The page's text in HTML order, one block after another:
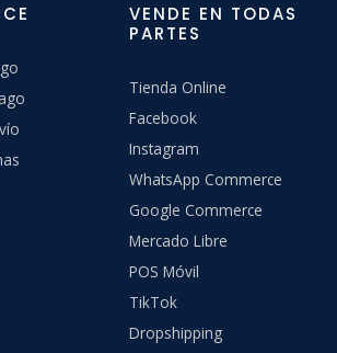
VENDE EN TODAS
PARTES
Tienda Online
Facebook
Instagram
WhatsApp Commerce
Google Commerce
Mercado Libre
POS Móvil
TikTok
Dropshipping